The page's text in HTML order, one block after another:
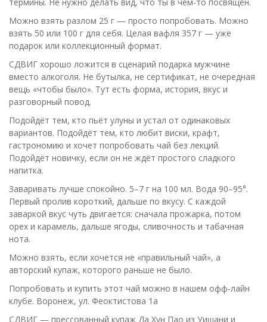
Можно взять разлом 25 г — просто попробовать. Можно
взять 50 или 100 г для себя. Целая вафля 357 г — уже
подарок или коллекционный формат.
СДВИГ хорошо ложится в сценарий подарка мужчине
вместо алкоголя. Не бутылка, не сертификат, не очередная
вещь «чтобы было». Тут есть форма, история, вкус и
разговорный повод.
Подойдёт тем, кто пьёт улуны и устал от одинаковых
вариантов. Подойдёт тем, кто любит виски, крафт,
гастрономию и хочет попробовать чай без лекций.
Подойдёт новичку, если он не ждёт простого сладкого
напитка.
Заваривать лучше спокойно. 5–7 г на 100 мл. Вода 90–95°.
Первый пролив короткий, дальше по вкусу. С каждой
заваркой вкус чуть двигается: сначала прожарка, потом
орех и карамель, дальше ягоды, сливочность и табачная
нота.
Можно взять, если хочется не «правильный чай», а
авторский купаж, которого раньше не было.
Попробовать и купить этот чай можно в нашем офф-лайн
клубе. Воронеж, ул. Феоктистова 1а
СДВИГ — прессованный купаж Да Хун Пао из Уишани и